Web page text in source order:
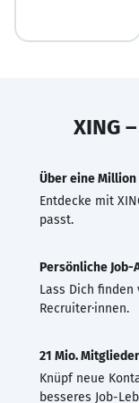
XING
Über eine Million
Entdecke mit
passt.
Persönliche Job-
Lass Dich finden
Recruiter·innen.
21 Mio. Mitglieder
Knüpf neue
besseres Job-